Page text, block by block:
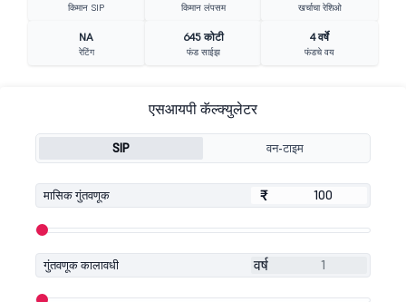
किमान SIP किमान लंपसम खर्चाचा रेशिओ
NA
रेटिंग
645 कोटी
फंड साईझ
4 वर्षे
फंडचे वय
एसआयपी कॅल्क्युलेटर
SIP वन-टाइम
मासिक गुंतवणूक ₹
₹
गुंतवणूक कालावधी वर्ष